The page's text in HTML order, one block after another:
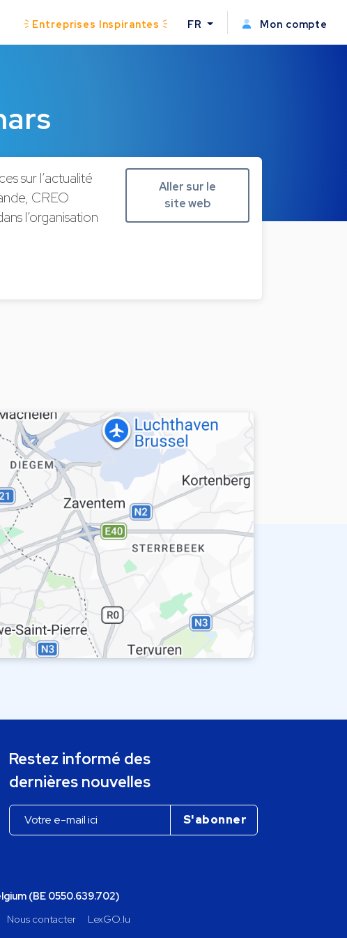
Entreprises Inspirantes FR Mon compte
sur l’actualité
CREO
l’organisation
Aller sur le
site web
Restez informé des
dernières nouvelles
(BE 0550.639.702)
Nous contacter LexGO.lu